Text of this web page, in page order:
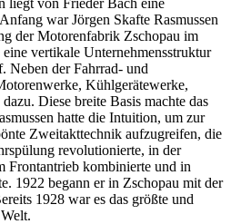
war Jörgen Skafte Rasmussen
der Motorenfabrik Zschopau im
eine vertikale Unternehmensstruktur
Neben der Fahrrad- und
Kühlgerätewerke,
Diese breite Basis machte das
hatte die Intuition, um zur
Zweitakttechnik aufzugreifen, die
revolutionierte, in der
Frontantrieb kombinierte und in
1922 begann er in Zschopau mit der
1928 war es das größte und